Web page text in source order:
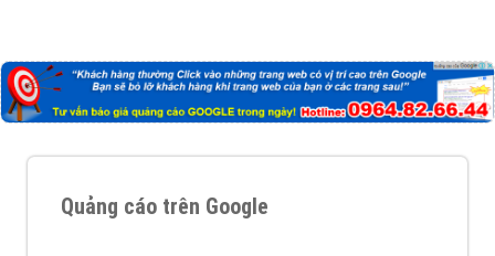
Quảng cáo trên Google